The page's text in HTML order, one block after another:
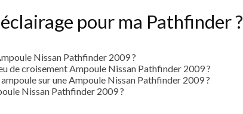
pour ma Pathfinder ?
Nissan Pathfinder 2009 ?
de croisement Ampoule Nissan Pathfinder 2009 ?
sur une Ampoule Nissan Pathfinder 2009 ?
Nissan Pathfinder 2009 ?